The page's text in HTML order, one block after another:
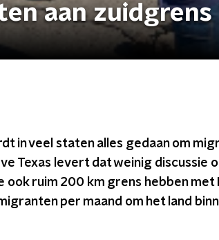
aan zuidgrens
in veel staten alles gedaan om
Texas levert dat weinig discussie
ruim 200 km grens hebben met
per maand om het land